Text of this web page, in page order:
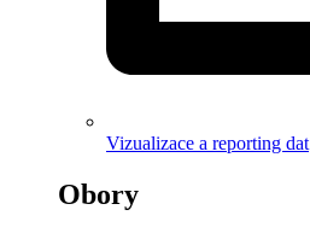
Vizualizace a reporting dat
Obory